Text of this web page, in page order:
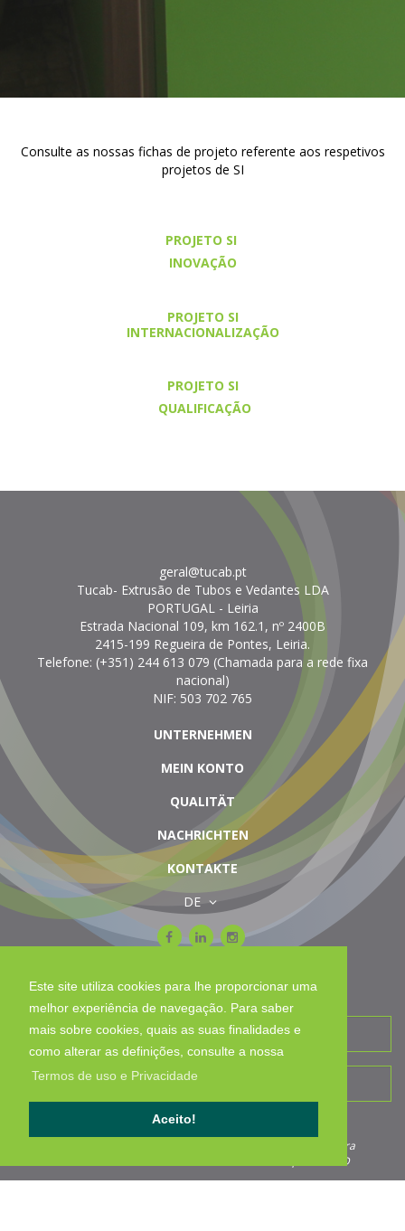
Este site utiliza cookies para lhe proporcionar uma
melhor experiência de navegação. Para saber
mais sobre cookies, quais as suas finalidades e
como alterar as definições, consulte a nossa
Termos de uso e Privacidade
Aceito!
Consulte as nossas fichas de projeto referente aos respetivos
projetos de SI
PROJETO SI
INOVAÇÃO
PROJETO SI
INTERNACIONALIZAÇÃO
PROJETO SI
QUALIFICAÇÃO
geral@tucab.pt
Tucab- Extrusão de Tubos e Vedantes LDA
PORTUGAL- Leiria
Estrada Nacional 109, km 162.1, nº 2400B
2415-199 Regueira de Pontes, Leiria.
Telefone: (+351) 244 613 079 (Chamada para a rede fixa
nacional)
NIF: 503 702 765
UNTERNEHMEN
MEIN KONTO
QUALITÄT
NACHRICHTEN
KONTAKTE
DE
Holen Sie sich unsere Neuigkeiten:
Em que produtos tem interesse?
Filamentos para
Impressão 3D